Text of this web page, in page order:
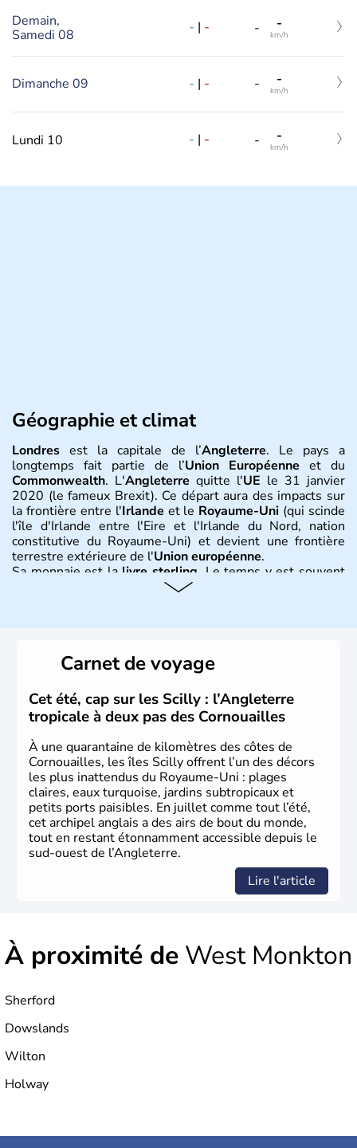
Demain,
Samedi 08
- | - - -
km/h
Dimanche 09 - | - - -
km/h
Lundi 10 - | - - -
km/h
Géographie et climat
Londres est la capitale de l’Angleterre. Le pays a
longtemps fait partie de l’Union Européenne et du
Commonwealth. L'Angleterre quitte l'UE le 31 janvier
2020 (le fameux Brexit). Ce départ aura des impacts sur
la frontière entre l'Irlande et le Royaume-Uni (qui scinde
l'île d'Irlande entre l'Eire et l'Irlande du Nord, nation
constitutive du Royaume-Uni) et devient une frontière
terrestre extérieure de l'Union européenne.
Sa monnaie est lalivre sterling . Le temps y est souvent
instable avec de nombreuses précipitations : il s’agit d’un
Histoire et administration
L'Angleterre est l’une des quatre nations constitutives du
Royaume-Uni. Elle est peuplée de plus de 50 millions
d’habitants, les Anglais, et constitue à elle seule, près de
84% de la population de l’ensemble. Le pays s’est créé au
Xème siècle et tient son nom desAngles
germanique installé sur ces terres. Première démocratie
parlementaire au monde, elle doit son développement à
l’essor industriel du XIXème siècle.
Carnet de voyage
Cet été, cap sur les Scilly : l’Angleterre
tropicale à deux pas des Cornouailles
À une quarantaine de kilomètres des côtes de
Cornouailles, les îles Scilly offrent l’un des décors
les plus inattendus du Royaume-Uni : plages
claires, eaux turquoise, jardins subtropicaux et
petits ports paisibles. En juillet comme tout l’été,
cet archipel anglais a des airs de bout du monde,
tout en restant étonnamment accessible depuis le
sud-ouest de l’Angleterre.
Lire l'article
À proximité de West Monkton
Sherford
Dowslands
Wilton
Holway